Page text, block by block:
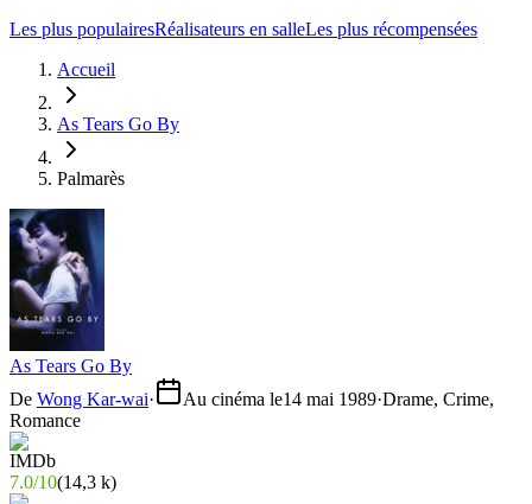
Les plus populairesRéalisateurs en salleLes plus récompensées
Accueil
As Tears Go By
Palmarès
As Tears Go By
De Wong Kar-wai· Au cinéma le14 mai 1989·Drame, Crime,
Romance
7.0/10(14,3 k)